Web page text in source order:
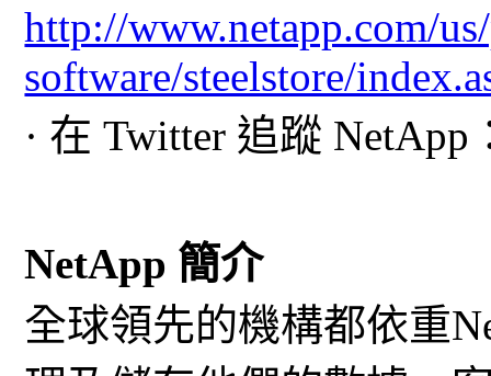
http://www.netapp.com/
software/steelstore/
· 在 Twitter 追蹤 NetApp
NetApp 簡介
全球領先的機構都依重